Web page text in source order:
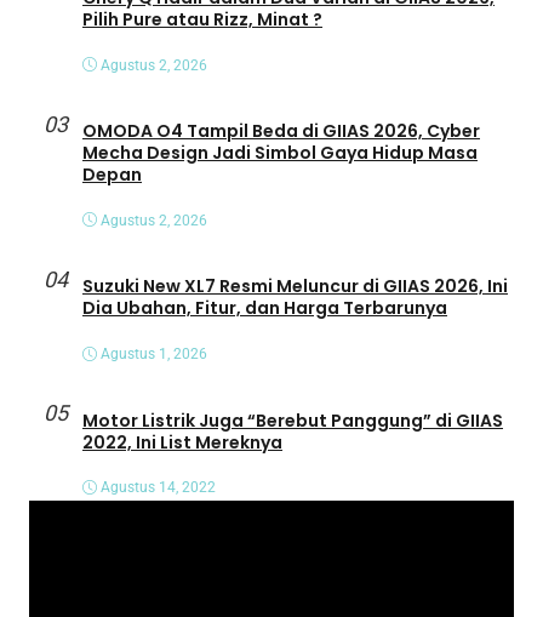
Pilih Pure atau Rizz, Minat ?
Agustus 2, 2026
03
OMODA O4 Tampil Beda di GIIAS 2026, Cyber
Mecha Design Jadi Simbol Gaya Hidup Masa
Depan
Agustus 2, 2026
04
Suzuki New XL7 Resmi Meluncur di GIIAS 2026, Ini
Dia Ubahan, Fitur, dan Harga Terbarunya
Agustus 1, 2026
05
Motor Listrik Juga “Berebut Panggung” di GIIAS
2022, Ini List Mereknya
Agustus 14, 2022